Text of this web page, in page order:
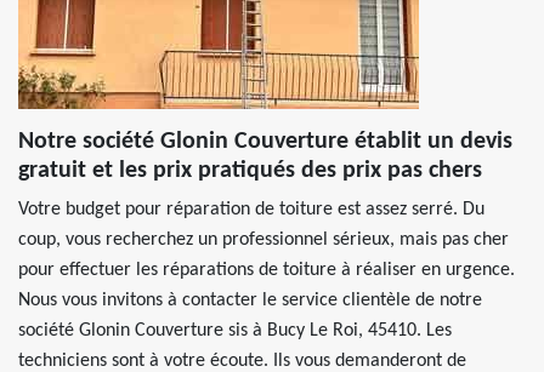
Notre société Glonin Couverture établit un devis
gratuit et les prix pratiqués des prix pas chers
Votre budget pour réparation de toiture est assez serré. Du
coup, vous recherchez un professionnel sérieux, mais pas cher
pour effectuer les réparations de toiture à réaliser en urgence.
Nous vous invitons à contacter le service clientèle de notre
société Glonin Couverture sis à Bucy Le Roi, 45410. Les
techniciens sont à votre écoute. Ils vous demanderont de